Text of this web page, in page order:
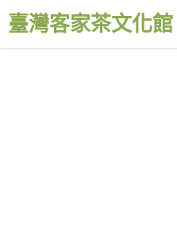
臺灣客家茶文化館